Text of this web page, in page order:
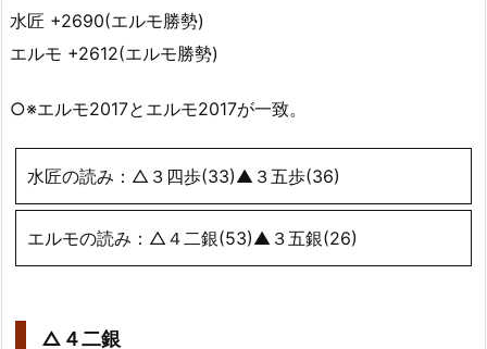
水匠 +2690(エルモ勝勢)
エルモ +2612(エルモ勝勢)
○※エルモ2017とエルモ2017が一致。
水匠の読み：△３四歩(33)▲３五歩(36)
エルモの読み：△４二銀(53)▲３五銀(26)
△４二銀